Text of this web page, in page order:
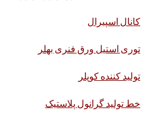
کانال اسپیرال
توری استیل ورق فنری بهلر
تولید کننده کوپلر
خط تولید گرانول پلاستیک